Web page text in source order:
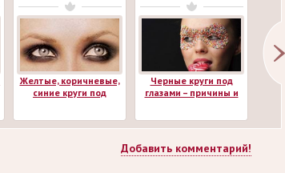
Желтые, коричневые,
синие круги под
Черные круги под
глазами – причины и
Добавить комментарий!